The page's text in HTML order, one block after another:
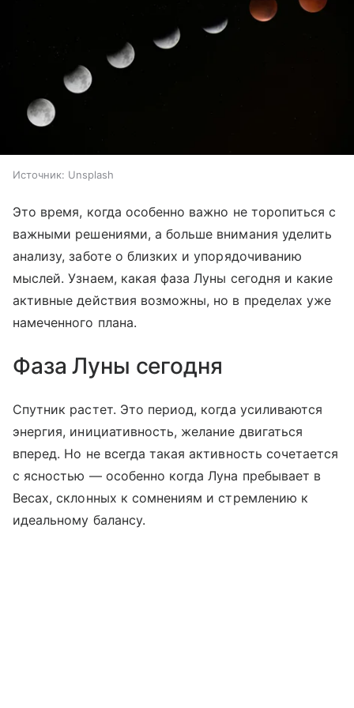
Источник: Unsplash
Это время, когда особенно важно не торопиться с
важными решениями, а больше внимания уделить
анализу, заботе о близких и упорядочиванию
мыслей. Узнаем, какая фаза Луны сегодня и какие
активные действия возможны, но в пределах уже
намеченного плана.
Фаза Луны сегодня
Спутник растет. Это период, когда усиливаются
энергия, инициативность, желание двигаться
вперед. Но не всегда такая активность сочетается
с ясностью — особенно когда Луна пребывает в
Весах, склонных к сомнениям и стремлению к
идеальному балансу.